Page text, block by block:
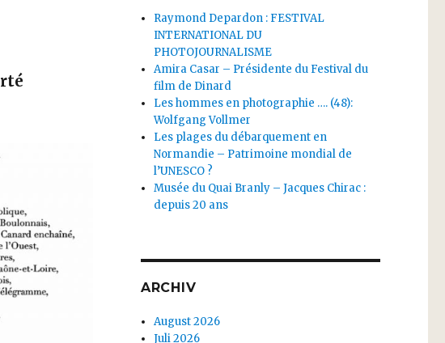
Raymond Depardon : FESTIVAL
INTERNATIONAL DU
PHOTOJOURNALISME
Amira Casar – Présidente du Festival du
film de Dinard
Les hommes en photographie …. (48):
Wolfgang Vollmer
Les plages du débarquement en
Normandie – Patrimoine mondial de
l’UNESCO ?
Musée du Quai Branly – Jacques Chirac :
depuis 20 ans
ARCHIV
August 2026
Juli 2026